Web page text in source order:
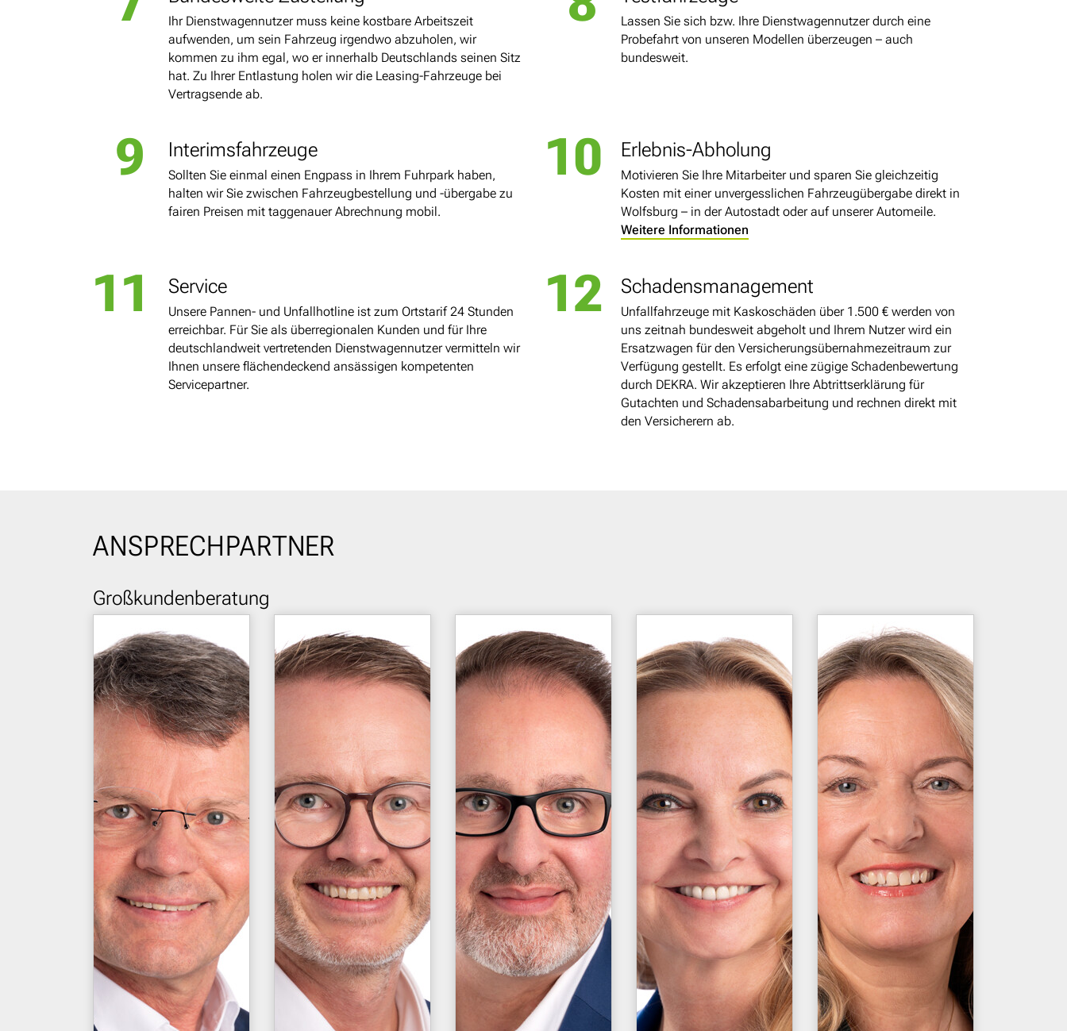
Ihr Dienstwagennutzer muss keine kostbare Arbeitszeit
aufwenden, um sein Fahrzeug irgendwo abzuholen, wir
kommen zu ihm egal, wo er innerhalb Deutschlands seinen Sitz
hat. Zu Ihrer Entlastung holen wir die Leasing-Fahrzeuge bei
Vertragsende ab.
Lassen Sie sich bzw. Ihre Dienstwagennutzer durch eine
Probefahrt von unseren Modellen überzeugen – auch
bundesweit.
9 Interimsfahrzeuge
Sollten Sie einmal einen Engpass in Ihrem Fuhrpark haben,
halten wir Sie zwischen Fahrzeugbestellung und -übergabe zu
fairen Preisen mit taggenauer Abrechnung mobil.
10 Erlebnis-Abholung
Motivieren Sie Ihre Mitarbeiter und sparen Sie gleichzeitig
Kosten mit einer unvergesslichen Fahrzeugübergabe direkt in
Wolfsburg – in der Autostadt oder auf unserer Automeile.
Weitere Informationen
11 Service
Unsere Pannen- und Unfallhotline ist zum Ortstarif 24 Stunden
erreichbar. Für Sie als überregionalen Kunden und für Ihre
deutschlandweit vertretenden Dienstwagennutzer vermitteln wir
Ihnen unsere flächendeckend ansässigen kompetenten
Servicepartner.
12 Schadensmanagement
Unfallfahrzeuge mit Kaskoschäden über 1.500 € werden von
uns zeitnah bundesweit abgeholt und Ihrem Nutzer wird ein
Ersatzwagen für den Versicherungs­übernahme­zeitraum zur
Verfügung gestellt. Es erfolgt eine zügige Schadenbewertung
durch DEKRA. Wir akzeptieren Ihre Abtrittserklärung für
Gutachten und Schadensabarbeitung und rechnen direkt mit
den Versicherern ab.
ANSPRECHPARTNER
Großkunden­beratung